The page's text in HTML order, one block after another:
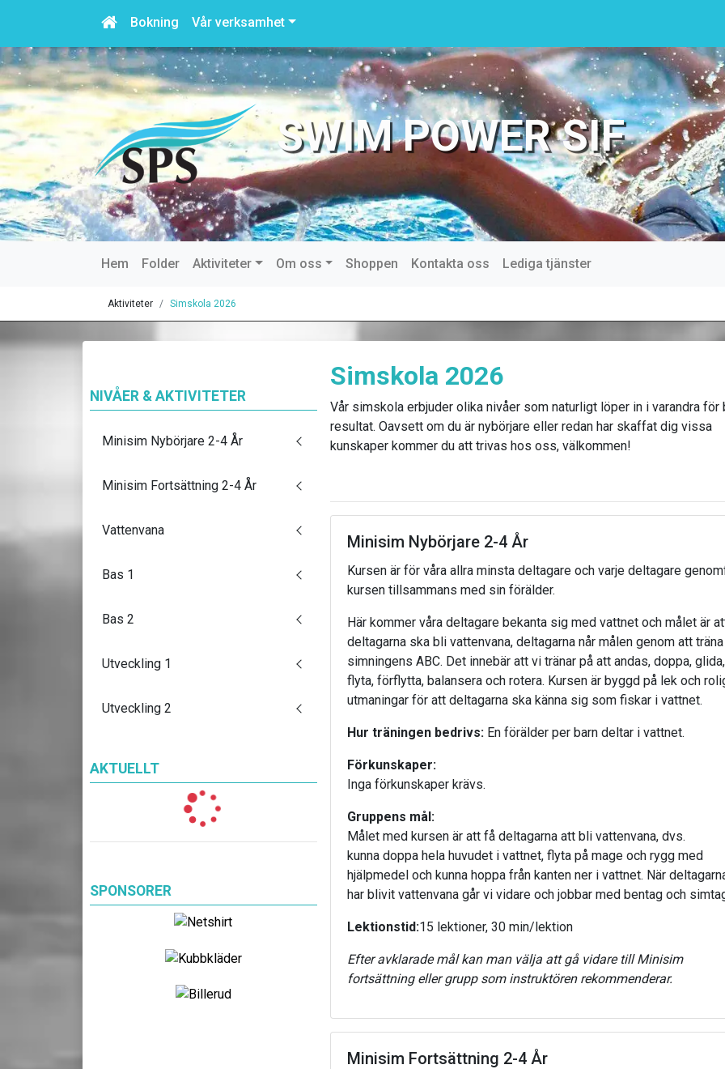
Bokning Vår verksamhet
SWIM POWER SIF
Hem Folder Aktiviteter Om oss Shoppen Kontakta oss Lediga tjänster
Aktiviteter Simskola 2026
NIVÅER & AKTIVITETER
Minisim Nybörjare 2-4 År
Minisim Fortsättning 2-4 År
Vattenvana
Bas 1
Bas 2
Utveckling 1
Utveckling 2
AKTUELLT
SPONSORER
Simskola 2026
Vår simskola erbjuder olika nivåer som naturligt löper in i varandra för
resultat. Oavsett om du är nybörjare eller redan har skaffat dig vissa
kunskaper kommer du att trivas hos oss, välkommen!
Minisim Nybörjare 2-4 År
Kursen är för våra allra minsta deltagare och varje deltagare
kursen tillsammans med sin förälder.
Här kommer våra deltagare bekanta sig med vattnet och målet är
deltagarna ska bli vattenvana, deltagarna når målen genom att
simningens ABC. Det innebär att vi tränar på att andas, doppa, glida,
flyta, förflytta, balansera och rotera. Kursen är byggd på lek och
utmaningar för att deltagarna ska känna sig som fiskar i vattnet.
Hur träningen bedrivs:En förälder per barn deltar i vattnet.
Förkunskaper:
Inga förkunskaper krävs.
Gruppens mål:
Målet med kursen är att få deltagarna att bli vattenvana, dvs.
kunna doppa hela huvudet i vattnet, flyta på mage och rygg med
hjälpmedel och kunna hoppa från kanten ner i vattnet. När
har blivit vattenvana går vi vidare och jobbar med bentag och
Lektionstid:15 lektioner, 30 min/lektion
Efter avklarade mål kan man välja att gå vidare till Minisim
fortsättning eller grupp som instruktören rekommenderar.
Minisim Fortsättning 2-4 År